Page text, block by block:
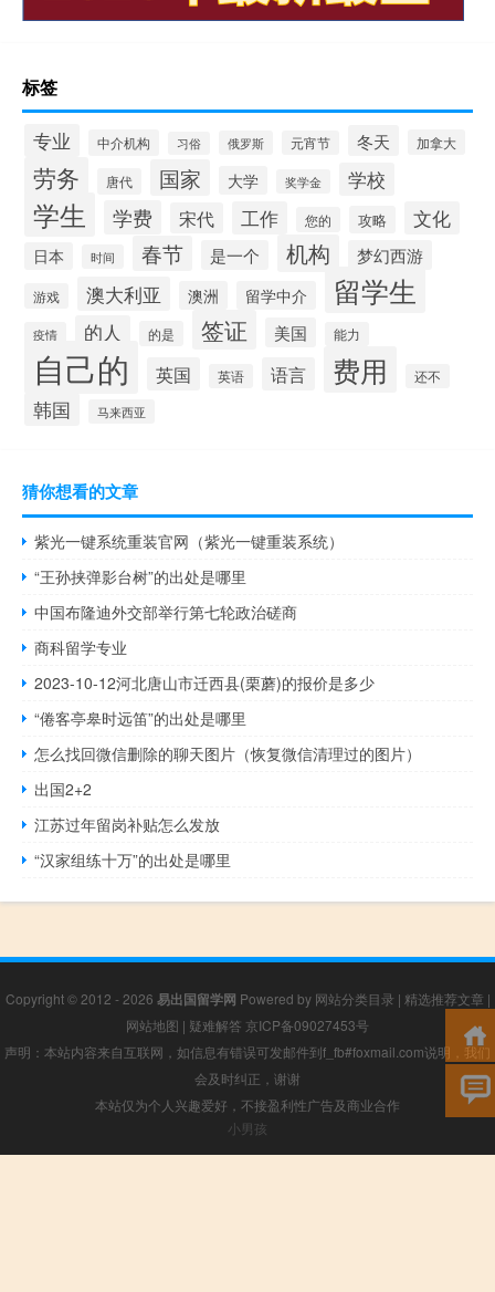
标签
专业 中介机构 习俗 俄罗斯 元宵节 冬天 加拿大
劳务 唐代 国家 大学 奖学金 学校
学生 学费 宋代 工作 您的 攻略 文化
日本 时间 春节 是一个 机构 梦幻西游
游戏 澳大利亚 澳洲 留学中介 留学生
疫情 的人 的是 签证 美国 能力
自己的 英国 英语 语言 费用 还不
韩国 马来西亚
猜你想看的文章
紫光一键系统重装官网（紫光一键重装系统）
“王孙挟弹影台树”的出处是哪里
中国布隆迪外交部举行第七轮政治磋商
商科留学专业
2023-10-12河北唐山市迁西县(栗蘑)的报价是多少
“倦客亭皋时远笛”的出处是哪里
怎么找回微信删除的聊天图片（恢复微信清理过的图片）
出国2+2
江苏过年留岗补贴怎么发放
“汉家组练十万”的出处是哪里
Copyright © 2012 - 2026 易出国留学网 Powered by 网站分类目录 | 精选推荐文章 |
网站地图 | 疑难解答 京ICP备09027453号
声明：本站内容来自互联网，如信息有错误可发邮件到f_fb#foxmail.com说明，我们
会及时纠正，谢谢
本站仅为个人兴趣爱好，不接盈利性广告及商业合作
小男孩